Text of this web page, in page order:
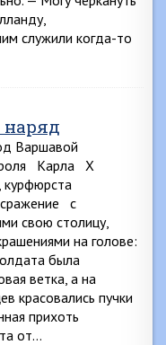
служили когда-то
наряд
Варшавой
Карла X
курфюрста
сражение с
свою столицу,
на голове:
была
ветка, а на
красовались пучки
прихоть
от…